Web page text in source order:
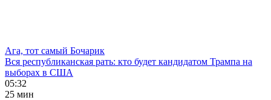
Ага, тот самый Бочарик
Вся республиканская рать: кто будет кандидатом Трампа на
выборах в США
05:32
25 мин